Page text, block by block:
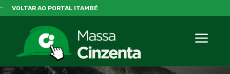
VOLTAR AO PORTAL ITAMBÉ